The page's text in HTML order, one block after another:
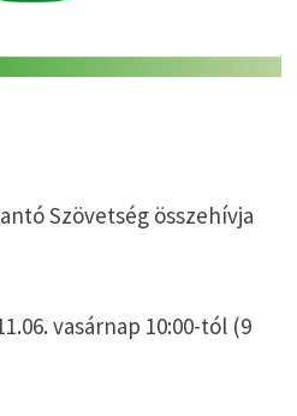
Szövetség összehívja
vasárnap 10:00-tól (9